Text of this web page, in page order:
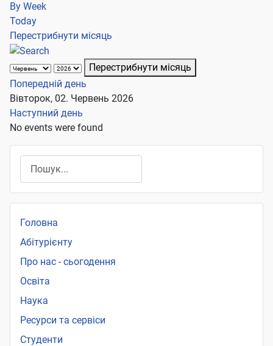
By Week
Today
Перестрибнути місяць
Перестрибнути місяць
Попередній день
Вівторок, 02. Червень 2026
Наступний день
No events were found
Головна
Абітурієнту
Про нас - сьогодення
Освіта
Наука
Ресурси та сервіси
Студенти